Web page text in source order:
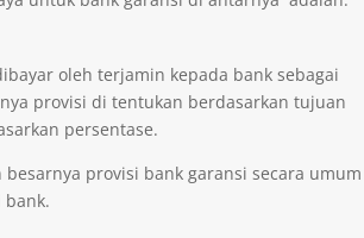
oleh terjamin kepada bank sebagai
provisi di tentukan berdasarkan tujuan
persentase.
provisi bank garansi secara umum